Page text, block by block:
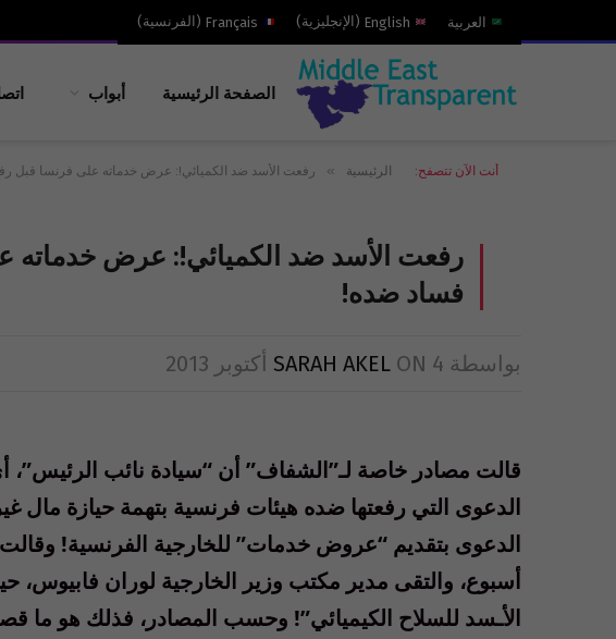
العربية English
( الإنجليزية)
Français
( الفرنسية)
الصفحة الرئيسية أبواب
أنت الآن تتصفح: الرئيسية » رفعت الأسد ضد الكميائي!: عرض خدماته على فرنسا قبل
رفعت الأسد ضد الكميائي!: عرض خدماته
فساد ضده!
بواسطة SARAH AKEL ON 4 أكتوبر 2013
قالت مصادر خاصة لـ”الشفاف” أن “سيادة نائب
الدعوى التي رفعتها ضده هيئات فرنسية بتهمة حيازة
الدعوى بتقديم “عروض خدمات” للخارجية الفرنسية!
أسبوع، والتقى مدير مكتب وزير الخارجية لوران
الأـسد للسلاح الكيميائي”! وحسب المصادر، فذلك هو ما